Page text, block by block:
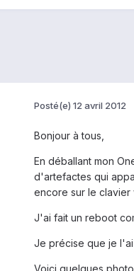
Posté(e) 12 avril 2012
Bonjour à tous,
En déballant mon
d'artefactes qui
encore sur le clavier
J'ai fait un reboot
Je précise que je